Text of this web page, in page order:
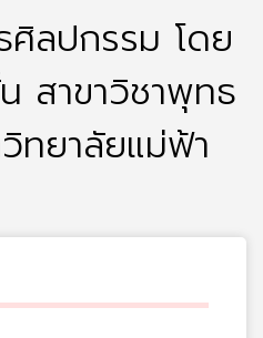
ลปกรรม โดย
สาขาวิชาพุทธ
ทยาลัยแม่ฟ้า